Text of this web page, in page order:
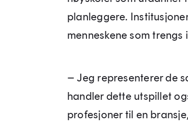
planleggere.
menneskene som trengs
– Jeg representerer de
handler dette utspillet
profesjoner til en